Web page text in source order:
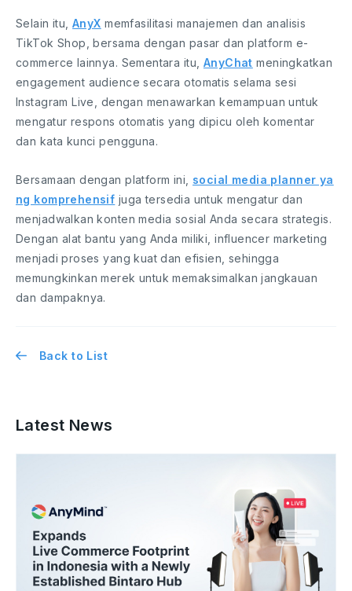
Selain itu,AnyX memfasilitasi manajemen dan analisis
TikTok Shop, bersama dengan pasar dan platform e-
commerce lainnya. Sementara itu, AnyChat meningkatkan
engagement audience secara otomatis selama sesi
Instagram Live, dengan menawarkan kemampuan untuk
mengatur respons otomatis yang dipicu oleh komentar
dan kata kunci pengguna.
Bersamaan dengan platform ini, social media planner ya
ng komprehensif juga tersedia untuk mengatur dan
menjadwalkan konten media sosial Anda secara strategis.
Dengan alat bantu yang Anda miliki, influencer marketing
menjadi proses yang kuat dan efisien, sehingga
memungkinkan merek untuk memaksimalkan jangkauan
dan dampaknya.
Back to List
Latest News